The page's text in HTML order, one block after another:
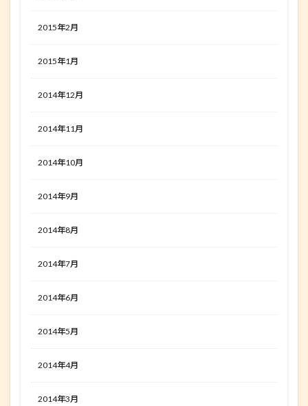
2015年2月
2015年1月
2014年12月
2014年11月
2014年10月
2014年9月
2014年8月
2014年7月
2014年6月
2014年5月
2014年4月
2014年3月